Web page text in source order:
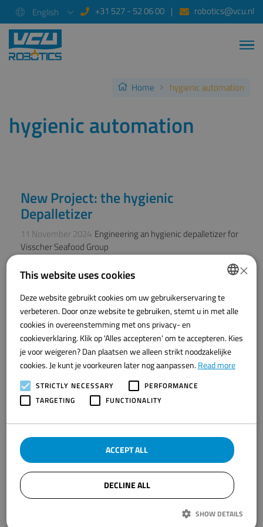
English +31 527 - 52 06 00 robotics@vcu.nl
Home hygienic automation
hygienic automation
New Project: the hygienic
Depalletizer
11 November 2024 Engineering an hygienic depalletizer for
Visscher Seafood Group
Visiting Address
Westwal 2
8321 WG Urk
Direct contact:
DUTCH
×
This website uses cookies
Deze website gebruikt cookies om uw gebruikerservaring te
verbeteren. Door onze website te gebruiken, stemt u in met alle
cookies in overeenstemming met ons privacy- en
cookieverklaring. Klik op 'Alles accepteren' om te accepteren. Kies
je voor weigeren? Dan plaatsen we alleen strikt noodzakelijke
cookies. Je kunt je voorkeuren later nog aanpassen. Read more
STRICTLY NECESSARY
PERFORMANCE
TARGETING
FUNCTIONALITY
ACCEPT ALL
DECLINE ALL
SHOW DETAILS